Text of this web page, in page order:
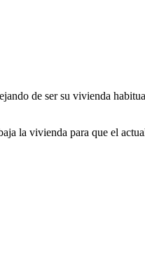
de ser su vivienda
la vivienda para que el